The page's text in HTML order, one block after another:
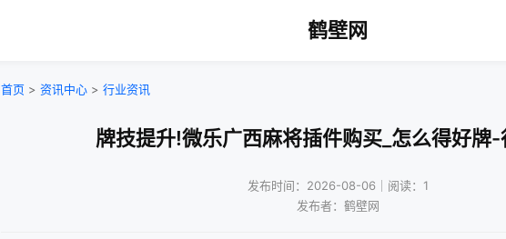
鹤壁网
首页 > 资讯中心 > 行业资讯
牌技提升!微乐广西麻将插件购买_怎么得好牌-
发布时间：2026-08-06｜阅读：1
发布者：鹤壁网